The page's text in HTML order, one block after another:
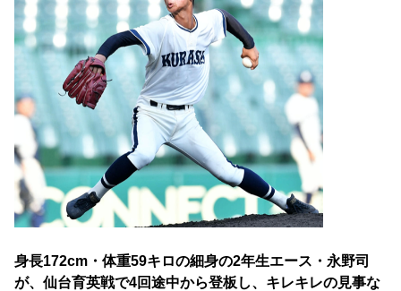
身長172cm・体重59キロの細身の2年生エース・永野司
が、仙台育英戦で4回途中から登板し、キレキレの見事な